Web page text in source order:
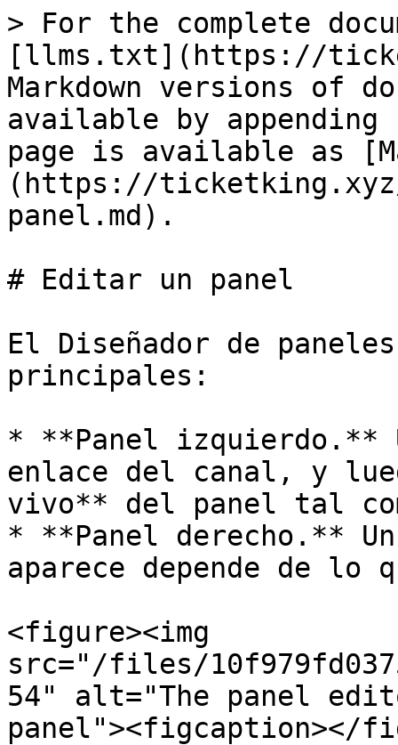
> For the complete
[llms.txt](https://
Markdown versions of
available by
page is available as
(https://
panel.md).
# Editar un panel
El Diseñador de
principales:
* **Panel izquierdo.**
enlace del canal, y
vivo** del panel tal
* **Panel derecho.**
aparece depende de lo
<figure><img
src="/files/
54" alt="The panel
panel"><figcaption></